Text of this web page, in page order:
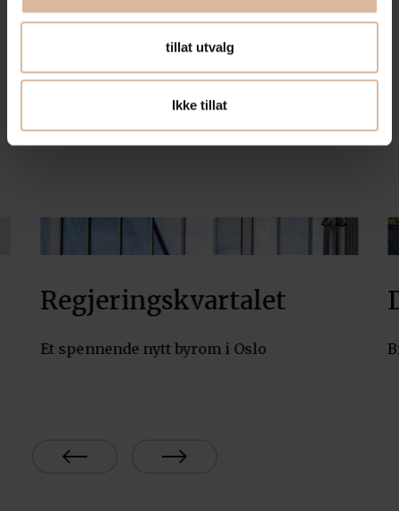
tillat utvalg
Ikke tillat
Regjeringskvartalet
Et spennende nytt byrom i Oslo